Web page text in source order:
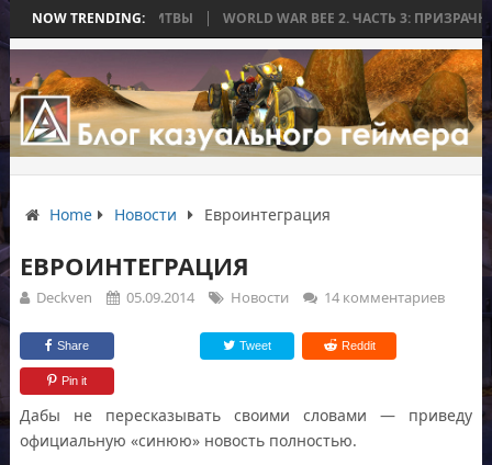
NOW TRENDING:
БЕЗ БИТВЫ WORLD WAR BEE 2. ЧАСТЬ 3: ПРИЗРАЧНЫЕ
Home Новости Евроинтеграция
ЕВРОИНТЕГРАЦИЯ
Deckven 05.09.2014 Новости 14 комментариев
Share Tweet Reddit
Pin it
Дабы не пересказывать своими словами — приведу
официальную «синюю» новость полностью.